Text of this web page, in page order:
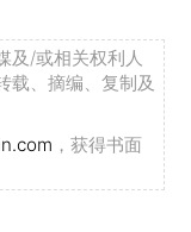
及/或相关权利人
载、摘编、复制及
，获得书面